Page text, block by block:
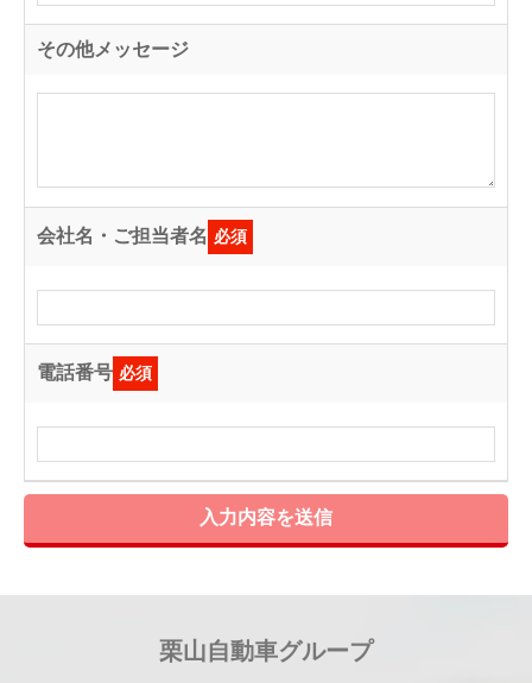
その他メッセージ
会社名・ご担当者名 必須
電話番号 必須
入力内容を送信
栗山自動車グループ